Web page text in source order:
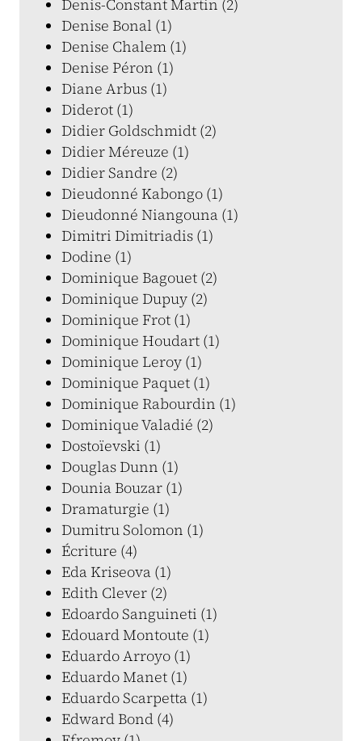
Denis-Constant Martin (2)
Denise Bonal (1)
Denise Chalem (1)
Denise Péron (1)
Diane Arbus (1)
Diderot (1)
Didier Goldschmidt (2)
Didier Méreuze (1)
Didier Sandre (2)
Dieudonné Kabongo (1)
Dieudonné Niangouna (1)
Dimitri Dimitriadis (1)
Dodine (1)
Dominique Bagouet (2)
Dominique Dupuy (2)
Dominique Frot (1)
Dominique Houdart (1)
Dominique Leroy (1)
Dominique Paquet (1)
Dominique Rabourdin (1)
Dominique Valadié (2)
Dostoïevski (1)
Douglas Dunn (1)
Dounia Bouzar (1)
Dramaturgie (1)
Dumitru Solomon (1)
Écriture (4)
Eda Kriseova (1)
Edith Clever (2)
Edoardo Sanguineti (1)
Edouard Montoute (1)
Eduardo Arroyo (1)
Eduardo Manet (1)
Eduardo Scarpetta (1)
Edward Bond (4)